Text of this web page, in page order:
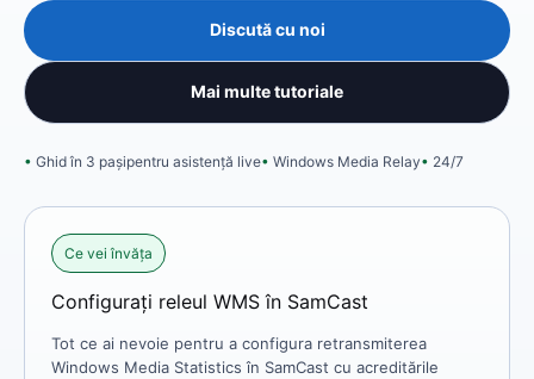
Discută cu noi
Mai multe tutoriale
Ghid în 3 pașipentru asistență live Windows Media Relay 24/7
Ce vei învăța
Configurați releul WMS în SamCast
Tot ce ai nevoie pentru a configura retransmiterea
Windows Media Statistics în SamCast cu acreditările